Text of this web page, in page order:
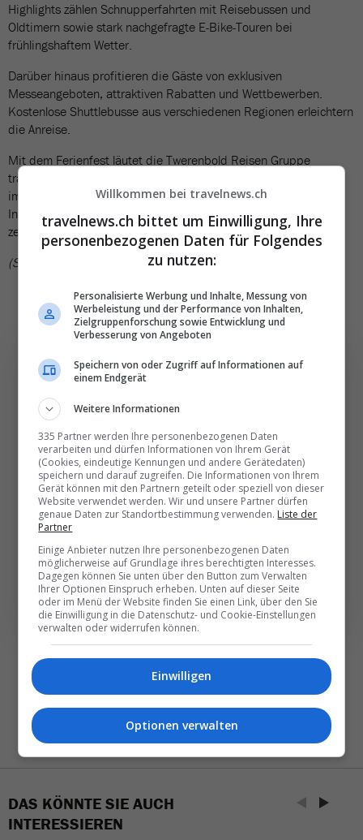
Highlights zählen Schnupperfahrten mit Reisebussen und
Oldtimern sowie stark nachgefragte E-Bike-Touren bei
frühlingshaftem Wetter.
Darüber hinaus profitieren die Gäste von exklusiven
Messeangeboten, attraktiven Rabatten und Wettbewerben.
Kostenlose Shuttlebusse aus verschiedenen Regionen erleichtern
die Anreise.
Mit dem Ferienfest läutet die Twerenbold Reisen Gruppe
traditionell den Frühling und damit die wichtigste Buchungszeit
im Tourismus ein. Die Veranstaltung verbindet Information,
Inspiration und persönliche Begegnungen – und bleibt ein
zentraler Treffpunkt für alle, die ihre nächsten Ferien planen.
(SD)
Die wichtigsten und
besten News direkt in
Ihr E‑Mail-Postfach
Täglich oder wöchentlich, mit mehr Insights oder
weniger. Bei Travel­news haben Sie die Wahl.
NEWSLETTER ENTDECKEN
DAS KÖNNTE SIE AUCH
INTERESSIEREN
Willkommen bei travelnews.ch
travelnews.ch bittet um Einwilligung, Ihre
personenbezogenen Daten für Folgendes
zu nutzen:
Personalisierte Werbung und Inhalte, Messung von
Werbeleistung und der Performance von Inhalten,
Zielgruppenforschung sowie Entwicklung und
Verbesserung von Angeboten
Speichern von oder Zugriff auf Informationen auf
einem Endgerät
Weitere Informationen
335 Partner werden Ihre personenbezogenen Daten
verarbeiten und dürfen Informationen von Ihrem Gerät
(Cookies, eindeutige Kennungen und andere Gerätedaten)
speichern und darauf zugreifen. Die Informationen von Ihrem
Gerät können mit den Partnern geteilt oder speziell von dieser
Website verwendet werden. Wir und unsere Partner dürfen
genaue Daten zur Standortbestimmung verwenden. Liste der
Partner
Einige Anbieter nutzen Ihre personenbezogenen Daten
möglicherweise auf Grundlage ihres berechtigten Interesses.
Dagegen können Sie unten über den Button zum Verwalten
Ihrer Optionen Einspruch erheben. Unten auf dieser Seite
oder im Menü der Website finden Sie einen Link, über den Sie
die Einwilligung in die Datenschutz- und Cookie-Einstellungen
verwalten oder widerrufen können.
Einwilligen
Optionen verwalten